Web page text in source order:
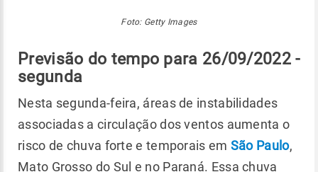
Foto: Getty Images
Previsão do tempo para 26/09/2022 ‌-
segunda
Nesta segunda-feira, áreas de instabilidades
associadas a circulação dos ventos aumenta o
risco de chuva forte e temporais em São Paulo,
Mato Grosso do Sul e no Paraná. Essa chuva